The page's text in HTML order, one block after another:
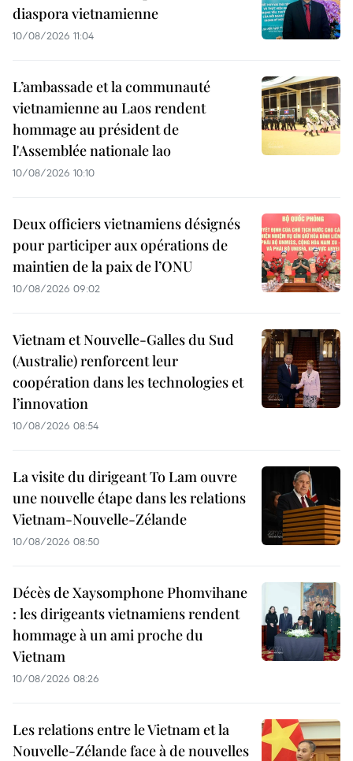
diaspora vietnamienne
10/08/2026 11:04
L’ambassade et la communauté
vietnamienne au Laos rendent
hommage au président de
l'Assemblée nationale lao
10/08/2026 10:10
Deux officiers vietnamiens désignés
pour participer aux opérations de
maintien de la paix de l’ONU
10/08/2026 09:02
Vietnam et Nouvelle-Galles du Sud
(Australie) renforcent leur
coopération dans les technologies et
l’innovation
10/08/2026 08:54
La visite du dirigeant To Lam ouvre
une nouvelle étape dans les relations
Vietnam-Nouvelle-Zélande
10/08/2026 08:50
Décès de Xaysomphone Phomvihane
: les dirigeants vietnamiens rendent
hommage à un ami proche du
Vietnam
10/08/2026 08:26
Les relations entre le Vietnam et la
Nouvelle-Zélande face à de nouvelles